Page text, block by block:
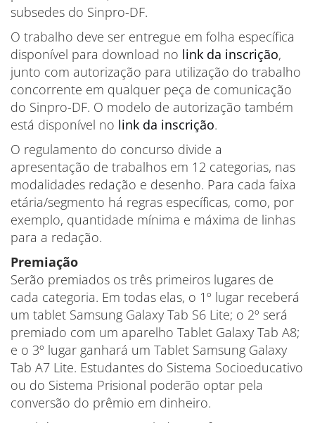
subsedes do Sinpro-DF.
O trabalho deve ser entregue em folha específica
disponível para download no link da inscrição,
junto com autorização para utilização do trabalho
concorrente em qualquer peça de comunicação
do Sinpro-DF. O modelo de autorização também
está disponível no link da inscrição.
O regulamento do concurso divide a
apresentação de trabalhos em 12 categorias, nas
modalidades redação e desenho. Para cada faixa
etária/segmento há regras específicas, como, por
exemplo, quantidade mínima e máxima de linhas
para a redação.
Premiação
Serão premiados os três primeiros lugares de
cada categoria. Em todas elas, o 1º lugar receberá
um tablet Samsung Galaxy Tab S6 Lite; o 2º será
premiado com um aparelho Tablet Galaxy Tab A8;
e o 3º lugar ganhará um Tablet Samsung Galaxy
Tab A7 Lite. Estudantes do Sistema Socioeducativo
ou do Sistema Prisional poderão optar pela
conversão do prêmio em dinheiro.